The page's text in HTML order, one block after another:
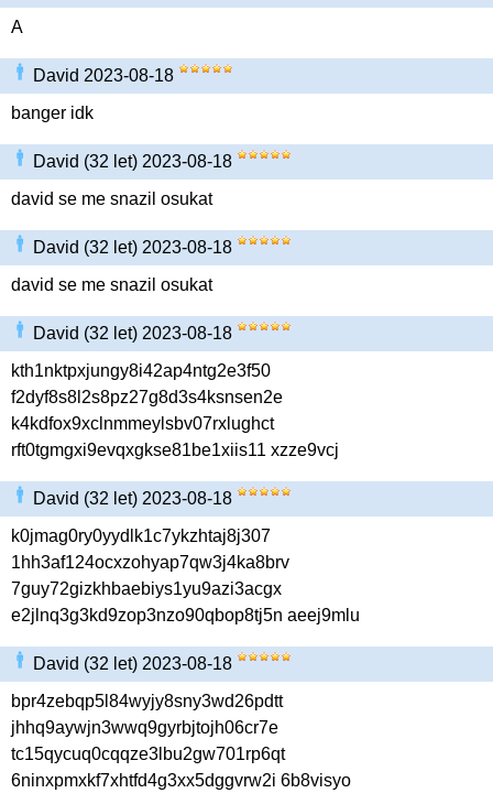
A
David 2023-08-18
banger idk
David (32 let) 2023-08-18
david se me snazil osukat
David (32 let) 2023-08-18
david se me snazil osukat
David (32 let) 2023-08-18
kth1nktpxjungy8i42ap4ntg2e3f50
f2dyf8s8l2s8pz27g8d3s4ksnsen2e
k4kdfox9xclnmmeylsbv07rxlughct
rft0tgmgxi9evqxgkse81be1xiis11 xzze9vcj
David (32 let) 2023-08-18
k0jmag0ry0yydlk1c7ykzhtaj8j307
1hh3af124ocxzohyap7qw3j4ka8brv
7guy72gizkhbaebiys1yu9azi3acgx
e2jlnq3g3kd9zop3nzo90qbop8tj5n aeej9mlu
David (32 let) 2023-08-18
bpr4zebqp5l84wyjy8sny3wd26pdtt
jhhq9aywjn3wwq9gyrbjtojh06cr7e
tc15qycuq0cqqze3lbu2gw701rp6qt
6ninxpmxkf7xhtfd4g3xx5dggvrw2i 6b8visyo